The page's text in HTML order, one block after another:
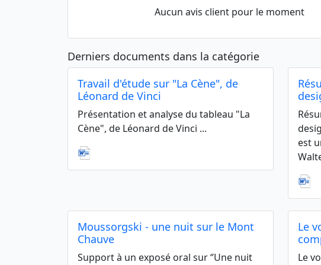
Aucun avis client pour le moment
Derniers documents dans la catégorie
Travail d'étude sur "La Cène", de
Léonard de Vinci
Présentation et analyse du tableau "La
Cène", de Léonard de Vinci ...
est
Moussorgski - une nuit sur le Mont
Chauve
Support à un exposé oral sur ‘’Une nuit
Le
Le